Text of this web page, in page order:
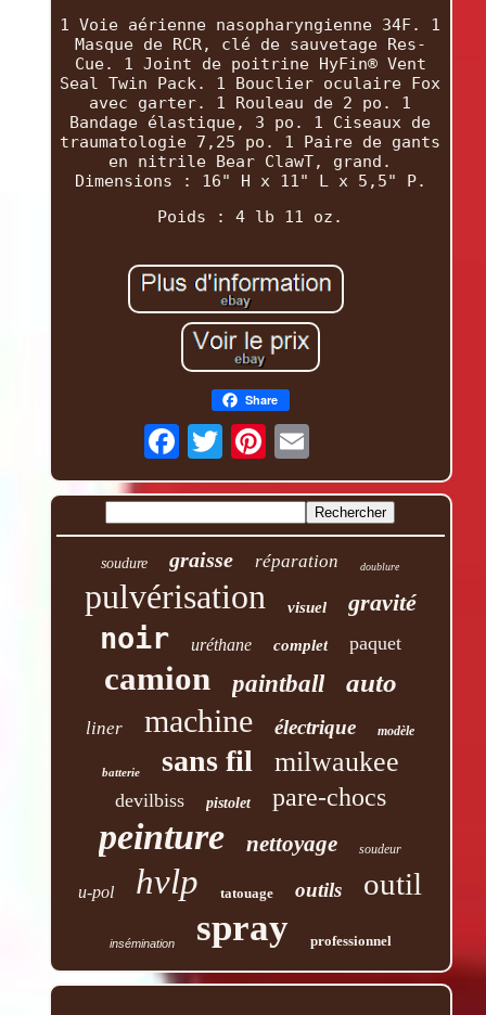
1 Voie aérienne nasopharyngienne 34F. 1
Masque de RCR, clé de sauvetage Res-
Cue. 1 Joint de poitrine HyFin® Vent
Seal Twin Pack. 1 Bouclier oculaire Fox
avec garter. 1 Rouleau de 2 po. 1
Bandage élastique, 3 po. 1 Ciseaux de
traumatologie 7,25 po. 1 Paire de gants
en nitrile Bear ClawT, grand.
Dimensions : 16" H x 11" L x 5,5" P.
Poids : 4 lb 11 oz.
Share
soudure graisse réparation doublure
pulvérisation visuel gravité
noir uréthane complet paquet
camion paintball auto
liner machine électrique modèle
batterie sans fil milwaukee
devilbiss pistolet pare-chocs
peinture nettoyage soudeur
u-pol hvlp tatouage outils outil
insémination spray professionnel